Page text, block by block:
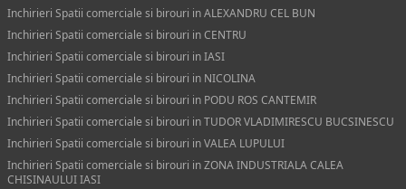
Inchirieri Spatii comerciale si birouri in ALEXANDRU CEL BUN
Inchirieri Spatii comerciale si birouri in CENTRU
Inchirieri Spatii comerciale si birouri in IASI
Inchirieri Spatii comerciale si birouri in NICOLINA
Inchirieri Spatii comerciale si birouri in PODU ROS CANTEMIR
Inchirieri Spatii comerciale si birouri in TUDOR VLADIMIRESCU BUCSINESCU
Inchirieri Spatii comerciale si birouri in VALEA LUPULUI
Inchirieri Spatii comerciale si birouri in ZONA INDUSTRIALA CALEA
CHISINAULUI IASI